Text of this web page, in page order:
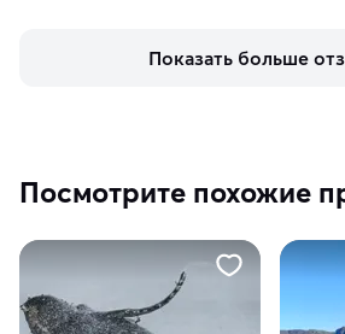
Показать больше
Посмотрите похожие